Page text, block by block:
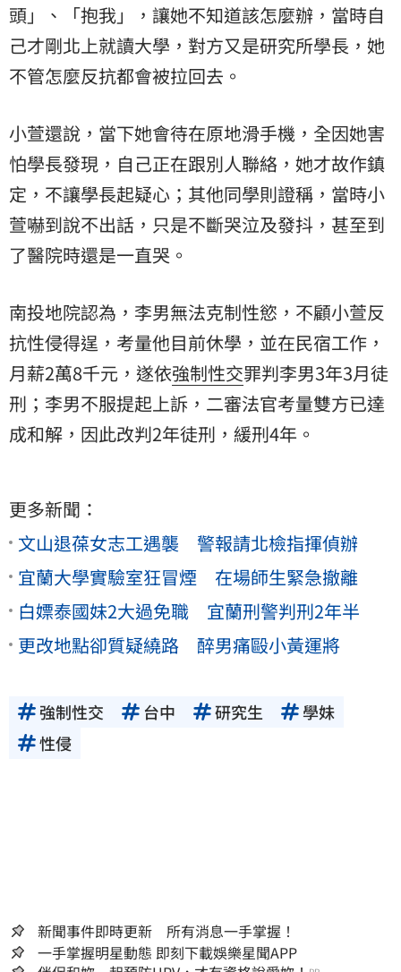
頭」、「抱我」，讓她不知道該怎麼辦，當時自
己才剛北上就讀大學，對方又是研究所學長，她
不管怎麼反抗都會被拉回去。
小萱還說，當下她會待在原地滑手機，全因她害
怕學長發現，自己正在跟別人聯絡，她才故作鎮
定，不讓學長起疑心；其他同學則證稱，當時小
萱嚇到說不出話，只是不斷哭泣及發抖，甚至到
了醫院時還是一直哭。
南投地院認為，李男無法克制性慾，不顧小萱反
抗性侵得逞，考量他目前休學，並在民宿工作，
月薪2萬8千元，遂依強制性交罪判李男3年3月徒
刑；李男不服提起上訴，二審法官考量雙方已達
成和解，因此改判2年徒刑，緩刑4年。
更多新聞：
文山退葆女志工遇襲 警報請北檢指揮偵辦
宜蘭大學實驗室狂冒煙 在場師生緊急撤離
白嫖泰國妹2大過免職 宜蘭刑警判刑2年半
更改地點卻質疑繞路 醉男痛毆小黃運將
強制性交 台中 研究生
學妹
性侵
新聞事件即時更新 所有消息一手掌握！
一手掌握明星動態 即刻下載娛樂星聞APP